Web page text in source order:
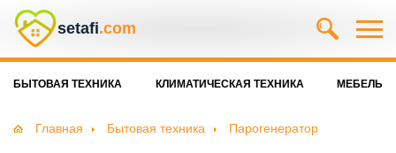
setafi.com
БЫТОВАЯ ТЕХНИКА КЛИМАТИЧЕСКАЯ ТЕХНИКА МЕБЕЛЬ
Главная Бытовая техника Парогенератор